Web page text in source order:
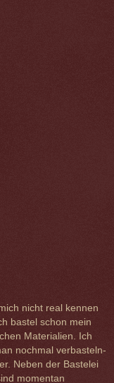
nicht real kennen
bastel schon mein
Materialien. Ich
nochmal verbasteln-
Neben der Bastelei
momentan